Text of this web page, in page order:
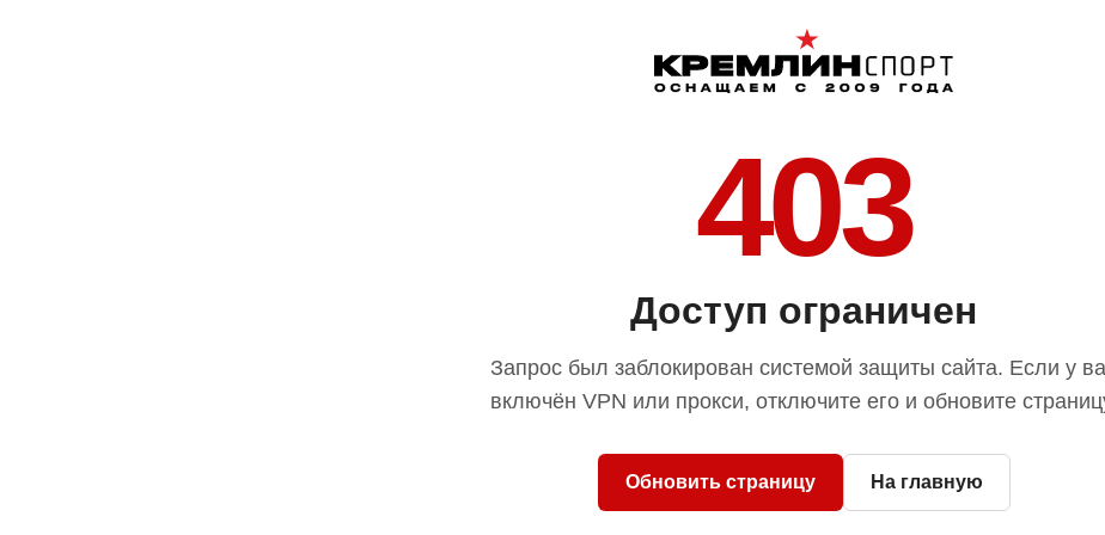
403
Доступ ограничен
Запрос был заблокирован системой защиты сайта. Если у
включён VPN или прокси, отключите его и обновите
Обновить страницу На главную